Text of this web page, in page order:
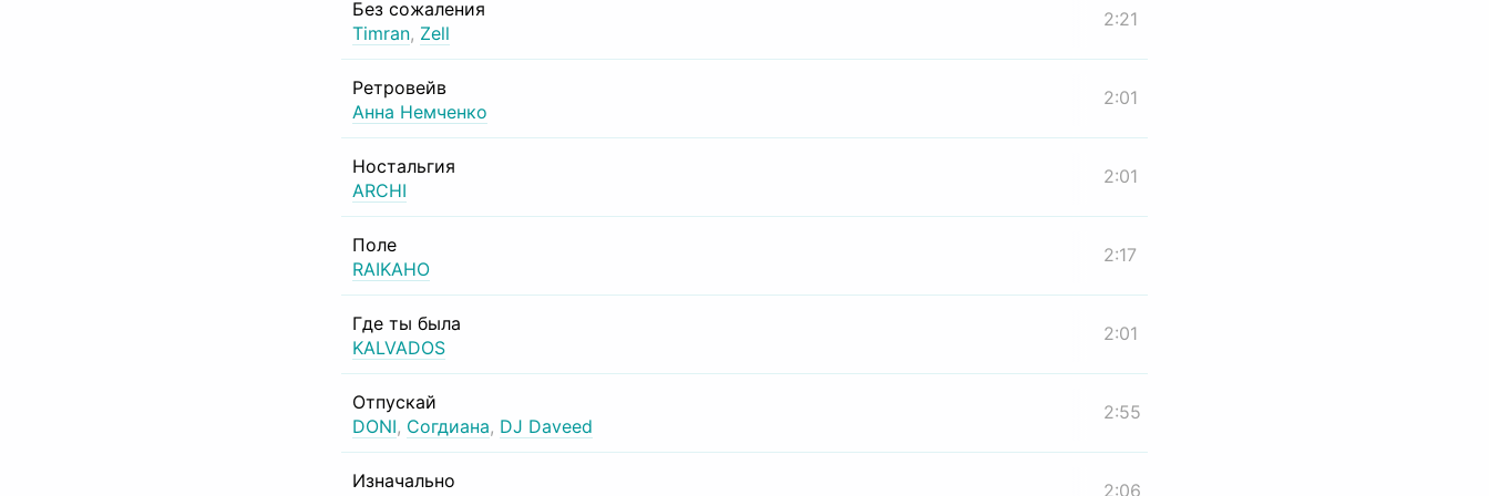
Без сожаления
Timran, Zell
2:21
Ретровейв
Анна Немченко
2:01
Ностальгия
ARCHI
2:01
Поле
RAIKAHO
2:17
Где ты была
KALVADOS
2:01
Отпускай
DONI, Согдиана, DJ Daveed
2:55
Изначально
2:06